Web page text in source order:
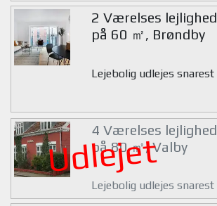
2 Værelses lejlighed
på 60 ㎡, Brøndby
Lejebolig udlejes snarest
Udlejet
4 Værelses lejlighed
på 80 ㎡, Valby
Lejebolig udlejes snarest